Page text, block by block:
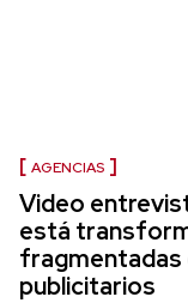
AGENCIAS
Video
está
fragmentadas
publicitarios